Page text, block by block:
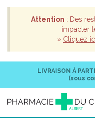
Attention : Des
impacter
» Cliquez
LIVRAISON À
(sous